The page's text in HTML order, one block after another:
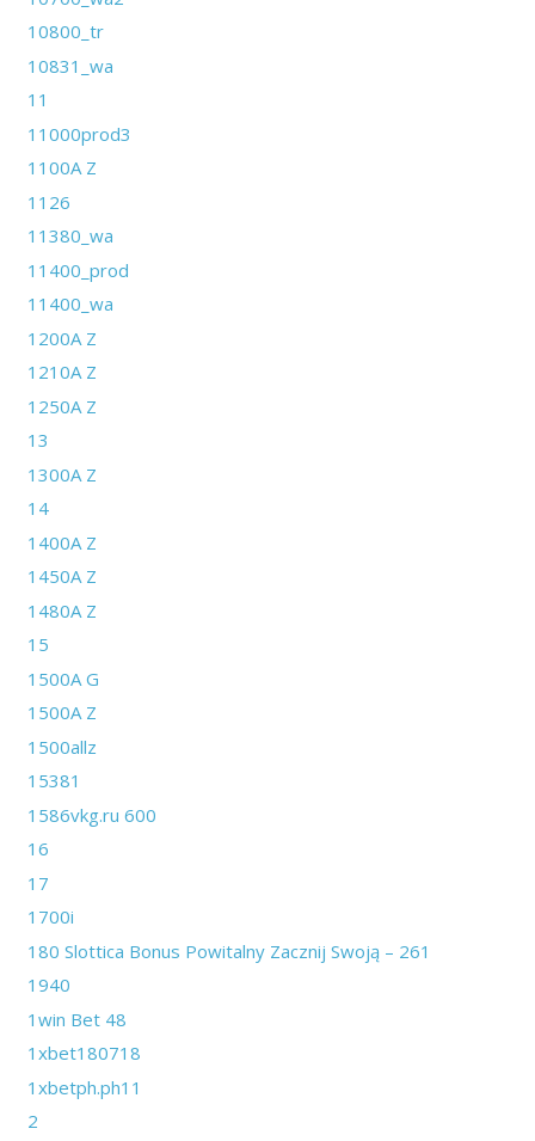
10800_tr
10831_wa
11
11000prod3
1100A Z
1126
11380_wa
11400_prod
11400_wa
1200A Z
1210A Z
1250A Z
13
1300A Z
14
1400A Z
1450A Z
1480A Z
15
1500A G
1500A Z
1500allz
15381
1586vkg.ru 600
16
17
1700i
180 Slottica Bonus Powitalny Zacznij Swoją – 261
1940
1win Bet 48
1xbet180718
1xbetph.ph11
2